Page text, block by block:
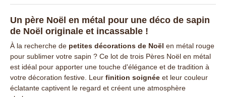
Un père Noël en métal pour une déco de sapin
de Noël originale et incassable !
À la recherche de petites décorations de Noël en métal rouge
pour sublimer votre sapin ? Ce lot de trois Pères Noël en métal
est idéal pour apporter une touche d'élégance et de tradition à
votre décoration festive. Leur finition soignée et leur couleur
éclatante captivent le regard et créent une atmosphère